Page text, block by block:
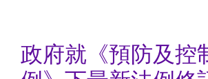
政府就《預防及控